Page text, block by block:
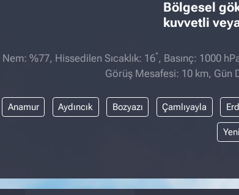
Bölgesel
kuvvetli
Nem: %77, Hissedilen Sıcaklık: 16°, Basınç: 1000
Görüş Mesafesi: 10 km, Gün
Anamur Aydıncık Bozyazı Çamlıyayla